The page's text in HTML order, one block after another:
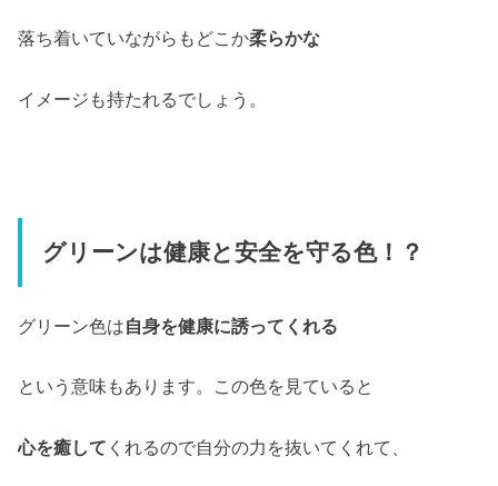
落ち着いていながらもどこか柔らかな
イメージも持たれるでしょう。
グリーンは健康と安全を守る色！？
グリーン色は自身を健康に誘ってくれる
という意味もあります。この色を見ていると
心を癒して くれるので自分の力を抜いてくれて、